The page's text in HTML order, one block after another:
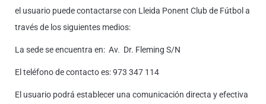
el usuario puede contactarse con Lleida Ponent Club de Fútbol a
través de los siguientes medios:
La sede se encuentra en: Av. Dr. Fleming S/N
El teléfono de contacto es: 973 347 114
El usuario podrá establecer una comunicación directa y efectiva